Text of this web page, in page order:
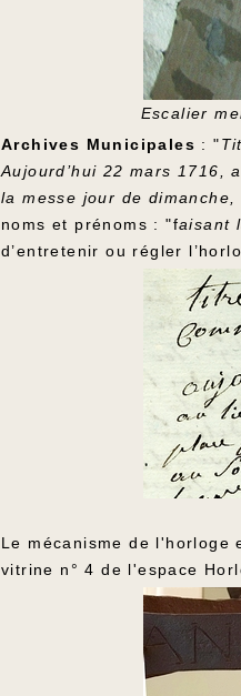
Escalier
Archives Municipales : "
Aujourd’hui 22 mars 1716,
la messe jour de
noms et prénoms : "faisant
d’entretenir ou régler
Le mécanisme de l'horloge
vitrine n° 4 de l'espace